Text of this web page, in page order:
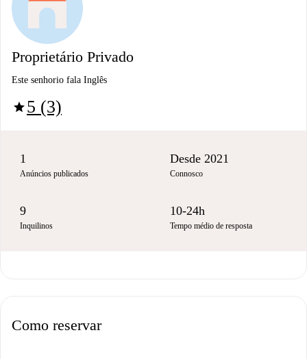
Proprietário Privado
Este senhorio fala Inglês
star5 (3)
1
Anúncios publicados
Desde 2021
Connosco
9
Inquilinos
10-24h
Tempo médio de resposta
Como reservar